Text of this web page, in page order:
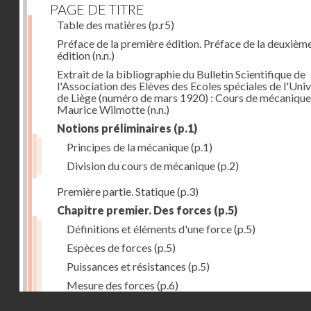
PAGE DE TITRE
Table des matières (p.r5)
Préface de la première édition. Préface de la
édition(n.n.)
Extrait de la bibliographie du Bulletin Scientifique de
l'Association des Elèves des Ecoles spéciales de
de Liège (numéro de mars 1920) : Cours de
Maurice Wilmotte(n.n.)
Notions préliminaires (p.1)
Principes de la mécanique(p.1)
Division du cours de mécanique(p.2)
Première partie. Statique(p.3)
Chapitre premier. Des forces (p.5)
Définitions et éléments d'une force(p.5)
Espèces de forces (p.5)
Puissances et résistances (p.5)
Mesure des forces (p.6)